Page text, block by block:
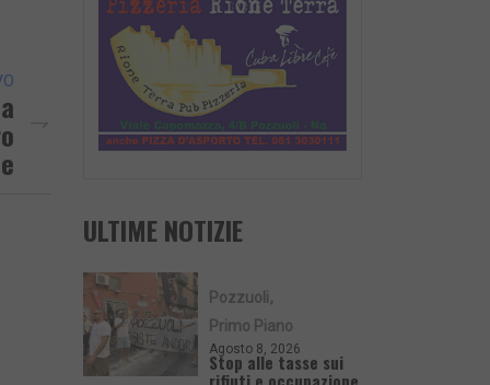
ULTIME NOTIZIE
Pozzuoli
Primo Piano
Agosto 8, 2026
Stop alle tasse sui
rifiuti e occupazione